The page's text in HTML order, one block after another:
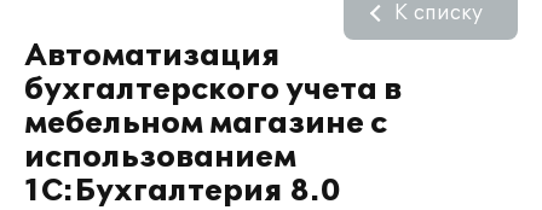
Автоматизация
бухгалтерского учета в
мебельном магазине с
использованием
1С:Бухгалтерия 8.0
К списку